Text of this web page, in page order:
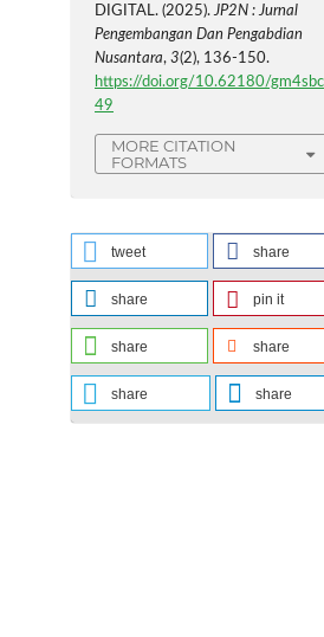
DIGITAL. (2025).JP2N : Jurnal
Pengembangan Dan Pengabdian
Nusantara,3(2), 136-150.
https://doi.org/10.62180/gm4sbc
49
MORE CITATION
FORMATS
tweet share
share pin it
share share
share share